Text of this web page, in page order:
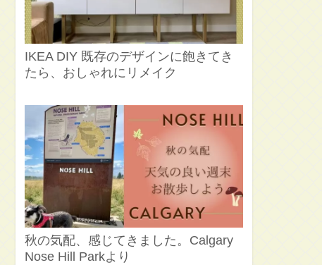
IKEA DIY 既存のデザインに飽きてき
たら、おしゃれにリメイク
秋の気配、感じてきました。Calgary
Nose Hill Parkより